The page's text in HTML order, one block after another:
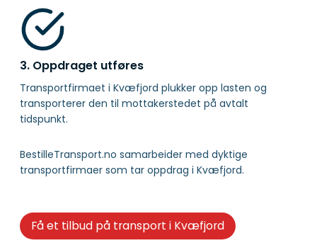
3. Oppdraget utføres
Transportfirmaet i Kvæfjord plukker opp lasten og
transporterer den til mottakerstedet på avtalt
tidspunkt.
BestilleTransport.no samarbeider med dyktige
transportfirmaer som tar oppdrag i Kvæfjord.
Få et tilbud på transport i Kvæfjord